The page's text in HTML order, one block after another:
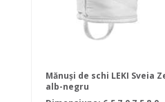
Mănuși de schi LEKI Sveia
alb-negru